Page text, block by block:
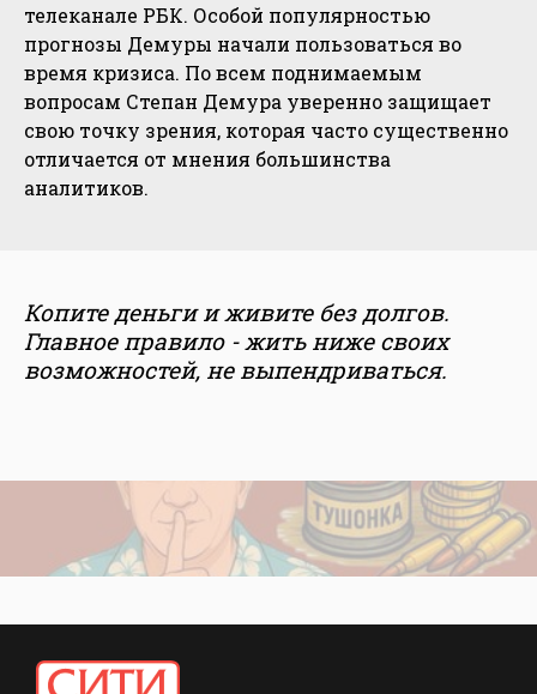
телеканале РБК. Особой популярностью
прогнозы Демуры начали пользоваться во
время кризиса. По всем поднимаемым
вопросам Степан Демура уверенно защищает
свою точку зрения, которая часто существенно
отличается от мнения большинства
аналитиков.
Копите деньги и живите без долгов.
Главное правило - жить ниже своих
возможностей, не выпендриваться.